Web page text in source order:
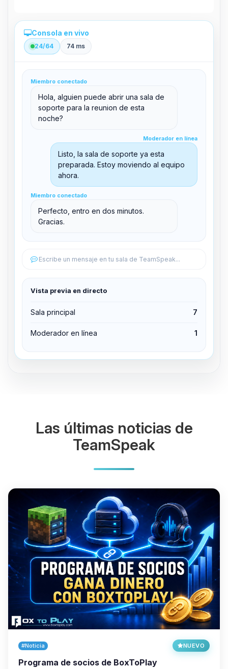
Consola en vivo
24/64 74 ms
Miembro conectado
Hola, alguien puede abrir una sala de
soporte para la reunion de esta
noche?
Moderador en línea
Listo, la sala de soporte ya esta
preparada. Estoy moviendo al equipo
ahora.
Miembro conectado
Perfecto, entro en dos minutos.
Gracias.
Escribe un mensaje en tu sala de TeamSpeak...
Vista previa en directo
Sala principal 7
Moderador en línea 1
support@boxtoplay.com
Sala principal
Miembro conectado
Sala de soporte
Editar permisos
Expulsar del canal
Las últimas noticias de
TeamSpeak
#Noticia NUEVO
Programa de socios de BoxToPlay